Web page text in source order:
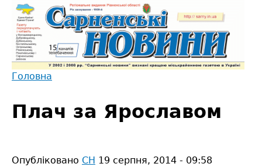
Jump
navigation
є
Головна
to
top
Плач за Ярославом
Опубліковано СН 19 серпня, 2014 - 09:58